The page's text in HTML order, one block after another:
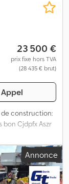
23 500 €
prix fixe hors TVA
(28 435 € brut)
Appel
de construction:
bon Cjdpfx Aszr
Annonce